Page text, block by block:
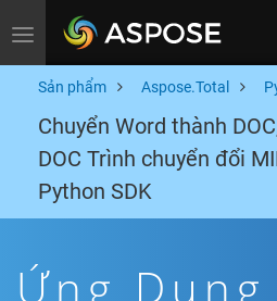
Toggle navigation
Sản phẩm Aspose.Total
Chuyển Word thành
DOC Trình chuyển đổi
Python SDK
Ứng Dụng